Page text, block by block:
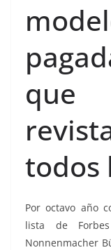
que
todos
Por octavo año
lista de
Nonnenmacher